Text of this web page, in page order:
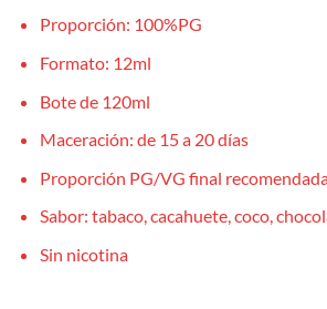
Proporción: 100%PG
Formato: 12ml
Bote de 120ml
Maceración: de 15 a 20 días
Proporción PG/VG final
Sabor: tabaco, cacahuete, coco,
Sin nicotina